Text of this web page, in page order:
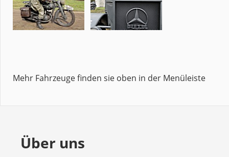
Mehr Fahrzeuge finden sie oben in der Menüleiste
Über uns